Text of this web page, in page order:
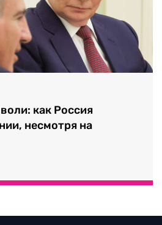
как Россия
несмотря на